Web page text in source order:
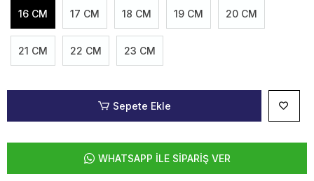
16 CM 17 CM 18 CM 19 CM 20 CM
21 CM 22 CM 23 CM
Sepete Ekle
WHATSAPP İLE SİPARİŞ VER